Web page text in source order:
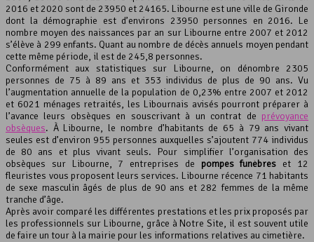
2016 et 2020 sont de 23950 et 24165. Libourne est une ville de Gironde
dont la démographie est d’environs 23950 personnes en 2016. Le
nombre moyen des naissances par an sur Libourne entre 2007 et 2012
s’élève à 299 enfants. Quant au nombre de décès annuels moyen pendant
cette même période, il est de 245,8 personnes.
Conformément aux statistiques sur Libourne, on dénombre 2305
personnes de 75 à 89 ans et 353 individus de plus de 90 ans. Vu
l’augmentation annuelle de la population de 0,23% entre 2007 et 2012
et 6021 ménages retraités, les Libournais avisés pourront préparer à
l’avance leurs obsèques en souscrivant à un contrat de prévoyance
obsèques. À Libourne, le nombre d’habitants de 65 à 79 ans vivant
seules est d’environ 955 personnes auxquelles s’ajoutent 774 individus
de 80 ans et plus vivant seuls. Pour simplifier l’organisation des
obsèques sur Libourne, 7 entreprises de pompes funèbres et 12
fleuristes vous proposent leurs services. Libourne récence 71 habitants
de sexe masculin âgés de plus de 90 ans et 282 femmes de la même
tranche d’âge.
Après avoir comparé les différentes prestations et les prix proposés par
les professionnels sur Libourne, grâce à Notre Site, il est souvent utile
de faire un tour à la mairie pour les informations relatives au cimetière.